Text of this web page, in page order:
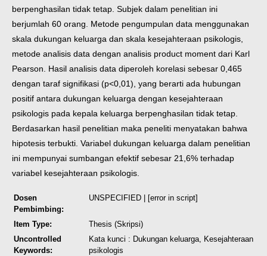
berpenghasilan tidak tetap. Subjek dalam penelitian ini
berjumlah 60 orang. Metode pengumpulan data menggunakan
skala dukungan keluarga dan skala kesejahteraan psikologis,
metode analisis data dengan analisis product moment dari Karl
Pearson. Hasil analisis data diperoleh korelasi sebesar 0,465
dengan taraf signifikasi (p<0,01), yang berarti ada hubungan
positif antara dukungan keluarga dengan kesejahteraan
psikologis pada kepala keluarga berpenghasilan tidak tetap.
Berdasarkan hasil penelitian maka peneliti menyatakan bahwa
hipotesis terbukti. Variabel dukungan keluarga dalam penelitian
ini mempunyai sumbangan efektif sebesar 21,6% terhadap
variabel kesejahteraan psikologis.
Dosen
Pembimbing:
UNSPECIFIED | [error in script]
Item Type:
Thesis (Skripsi)
Uncontrolled
Keywords:
Kata kunci : Dukungan keluarga, Kesejahteraan
psikologis